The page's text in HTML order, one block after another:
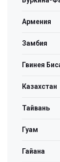
Армения
Замбия
Гвинея
Казахстан
Тайвань
Гуам
Гайана